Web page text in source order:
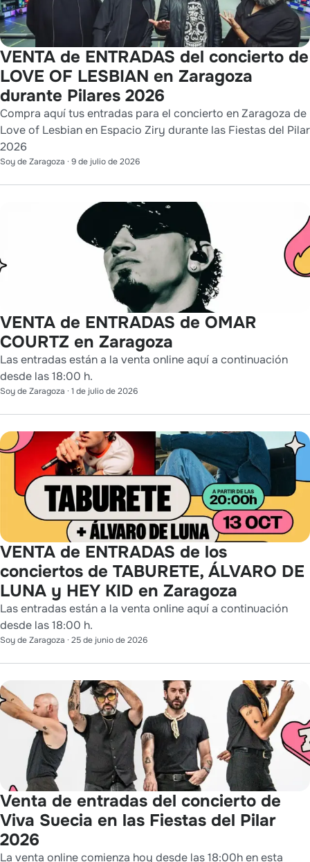
VENTA de ENTRADAS del concierto de
LOVE OF LESBIAN en Zaragoza
durante Pilares 2026
Compra aquí tus entradas para el concierto en Zaragoza de
Love of Lesbian en Espacio Ziry durante las Fiestas del Pilar
2026
Soy de Zaragoza · 9 de julio de 2026
VENTA de ENTRADAS de OMAR
COURTZ en Zaragoza
Las entradas están a la venta online aquí a continuación
desde las 18:00 h.
Soy de Zaragoza · 1 de julio de 2026
VENTA de ENTRADAS de los
conciertos de TABURETE, ÁLVARO DE
LUNA y HEY KID en Zaragoza
Las entradas están a la venta online aquí a continuación
desde las 18:00 h.
Soy de Zaragoza · 25 de junio de 2026
Venta de entradas del concierto de
Viva Suecia en las Fiestas del Pilar
2026
La venta online comienza hoy desde las 18:00h en esta